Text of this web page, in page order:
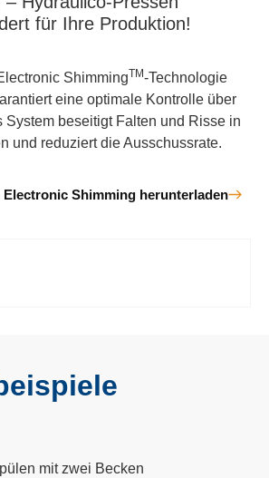
für Ihre Produktion!
ShimmingTM-Technologie
eine optimale Kontrolle über
System beseitigt Falten und Risse in
und reduziert die Ausschussrate.
Shimming herunterladen
mit zwei Becken